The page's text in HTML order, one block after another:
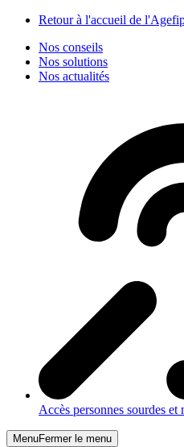
Retour à l'accueil de
Nos conseils
Nos solutions
Nos actualités
Accès personnes sourdes et
MenuFermer le menu